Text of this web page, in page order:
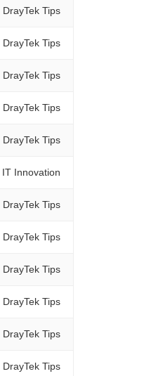
DrayTek Tips
DrayTek Tips
DrayTek Tips
DrayTek Tips
DrayTek Tips
IT Innovation
DrayTek Tips
DrayTek Tips
DrayTek Tips
DrayTek Tips
DrayTek Tips
DrayTek Tips